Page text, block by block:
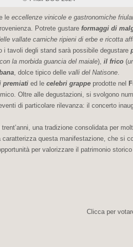
le eccellenze vinicole e gastronomiche
Potrete gustare formaggi di
vallate carniche ripieni di erbe e ricotta
i tavoli degli stand sarà possibile degustare
la morbida guancia del maiale), il frico (
, dolce tipico delle valli del Natisone
premiati ed le celebri grappe prodotte nel
Oltre alle degustazioni, si svolgono
di particolare rilevanza: il concerto
una tradizione consolidata per
questa manifestazione, che si
per valorizzare il patrimonio
Clicca per